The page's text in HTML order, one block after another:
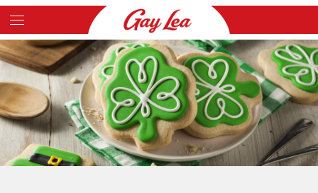
Skip
to
main
content
Main
Content